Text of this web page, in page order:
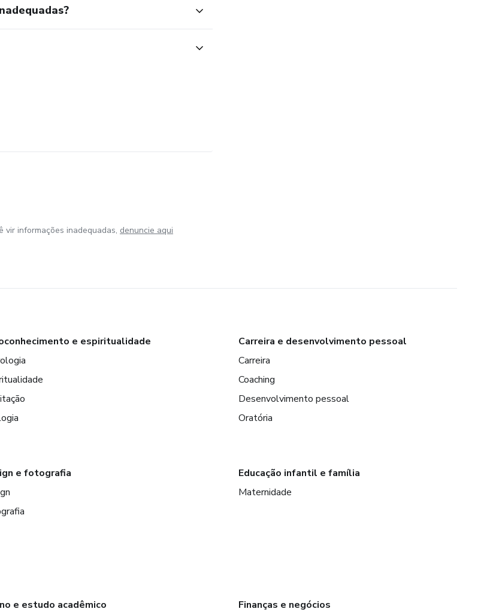
vir informações inadequadas, denuncie aqui
e espiritualidade
Carreira e desenvolvimento pessoal
Carreira
Coaching
Desenvolvimento pessoal
Oratória
e fotografia
Educação infantil e família
Maternidade
e estudo acadêmico
Finanças e negócios